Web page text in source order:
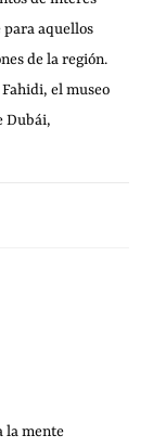
aquellos
de la región.
el museo
Dubái,
la mente